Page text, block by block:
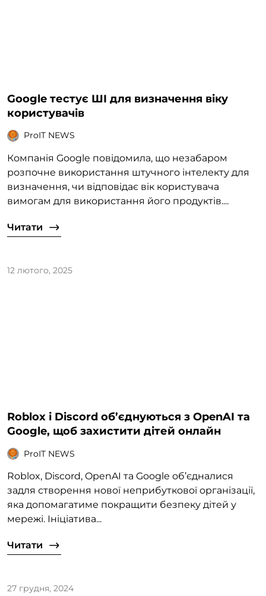
Google тестує ШІ для визначення віку
користувачів
ProIT NEWS
Компанія Google повідомила, що незабаром
розпочне використання штучного інтелекту для
визначення, чи відповідає вік користувача
вимогам для використання його продуктів....
Читати
12 лютого, 2025
Roblox і Discord об’єднуються з OpenAI та
Google, щоб захистити дітей онлайн
ProIT NEWS
Roblox, Discord, OpenAI та Google об’єдналися
задля створення нової неприбуткової організації,
яка допомагатиме покращити безпеку дітей у
мережі. Ініціатива...
Читати
27 грудня, 2024